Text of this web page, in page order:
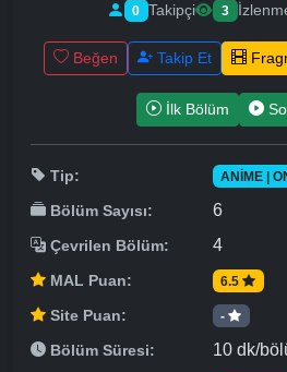
0 Takipçi 3
Beğen Takip Et
İlk Bölüm
Tip: ANIME |
Bölüm Sayısı: 6
Çevrilen Bölüm: 4
MAL Puan: 6.5
Site Puan: -
Bölüm Süresi: 10 dk/